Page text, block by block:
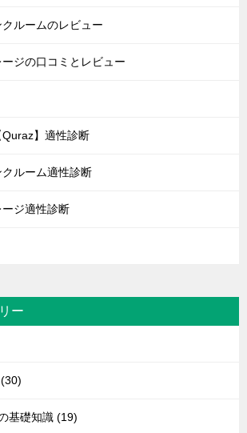
ルームのレビュー
ジの口コミとレビュー
】適性診断
ルーム適性診断
ジ適性診断
ー
基礎知識 (19)